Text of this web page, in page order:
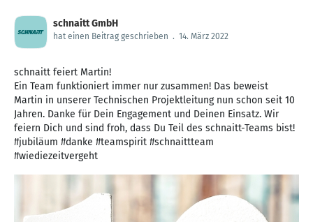
schnaitt GmbH
hat einen Beitrag geschrieben . 14. März 2022
schnaitt feiert Martin!
Ein Team funktioniert immer nur zusammen! Das beweist
Martin in unserer Technischen Projektleitung nun schon seit 10
Jahren. Danke für Dein Engagement und Deinen Einsatz. Wir
feiern Dich und sind froh, dass Du Teil des schnaitt-Teams bist!
#jubiläum #danke #teamspirit #schnaittteam
#wiediezeitvergeht